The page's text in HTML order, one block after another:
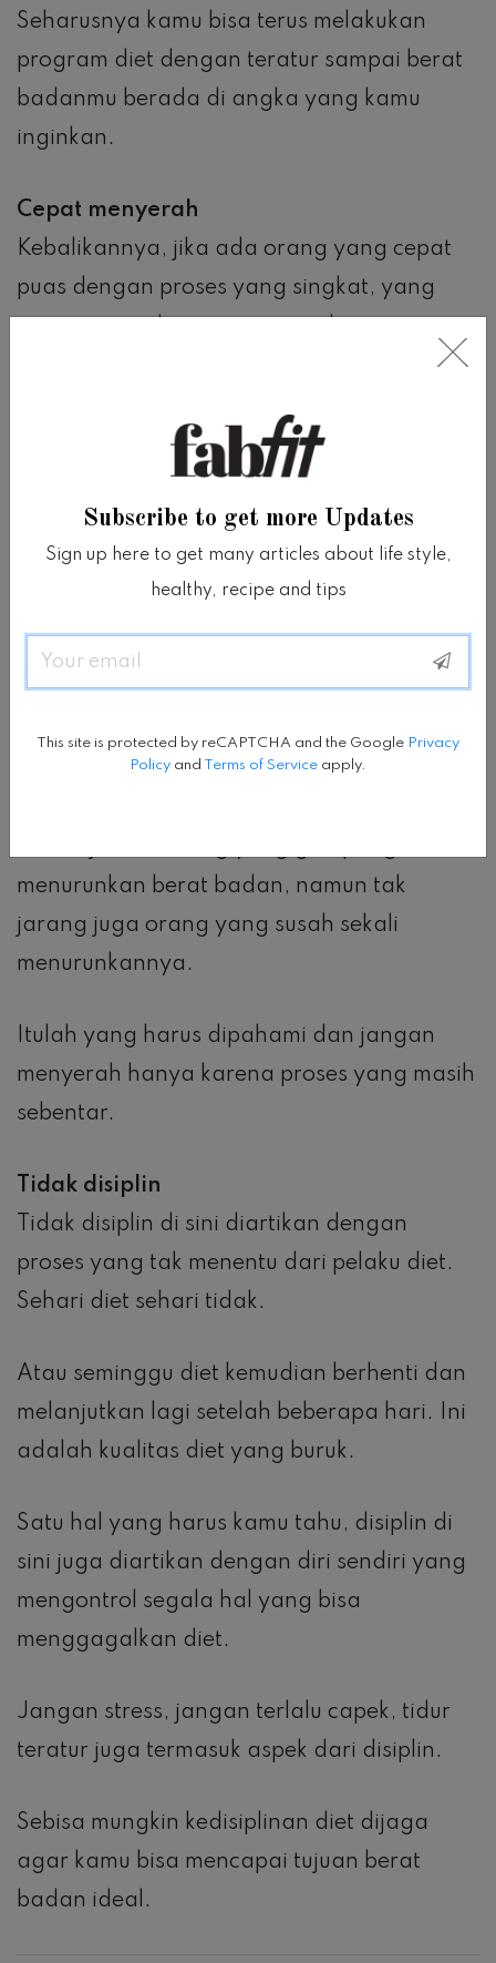
Seharusnya kamu bisa terus melakukan
program diet dengan teratur sampai berat
badanmu berada di angka yang kamu
inginkan.
Cepat menyerah
Kebalikannya, jika ada orang yang cepat
puas dengan proses yang singkat, yang
Jika dalam kurun waktu yang singkat
(misalnya sebulan), tidak ada penurunan
maka akan muncul kecenderungan putus
asa.
Faktanya, kualitas diet tiap orang berbeda.
Begitu pun kondisi tubuh tiap orang
menurunkan berat badan, namun tak
jarang juga orang yang susah sekali
menurunkannya.
Itulah yang harus dipahami dan jangan
menyerah hanya karena proses yang masih
sebentar.
Tidak disiplin
Tidak disiplin di sini diartikan dengan
proses yang tak menentu dari pelaku diet.
Sehari diet sehari tidak.
Atau seminggu diet kemudian berhenti dan
melanjutkan lagi setelah beberapa hari. Ini
adalah kualitas diet yang buruk.
Satu hal yang harus kamu tahu, disiplin di
sini juga diartikan dengan diri sendiri yang
mengontrol segala hal yang bisa
menggagalkan diet.
Jangan stress, jangan terlalu capek, tidur
teratur juga termasuk aspek dari disiplin.
Sebisa mungkin kedisiplinan diet dijaga
agar kamu bisa mencapai tujuan berat
badan ideal.
Subscribe to get more Updates
Sign up here to get many articles about life style,
healthy, recipe and tips
Email
This site is protected by reCAPTCHA and the Google Privacy
Policy and Terms of Service apply.